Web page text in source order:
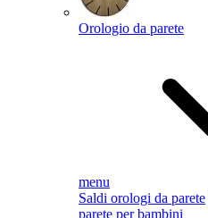
Orologio da parete
menu
Saldi orologi da parete
parete per bambini